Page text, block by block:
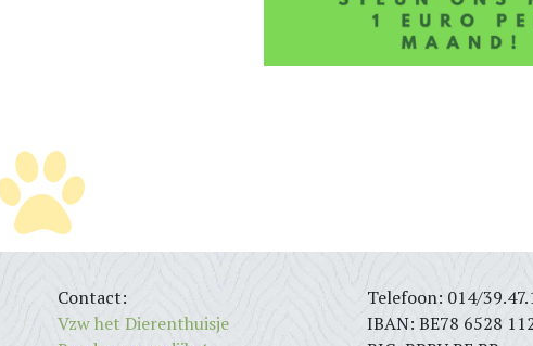
Contact:
Vzw het Dierenthuisje
Telefoon: 014/
IBAN: BE78 6528